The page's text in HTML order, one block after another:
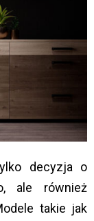
decyzja o
ale również
takie jak